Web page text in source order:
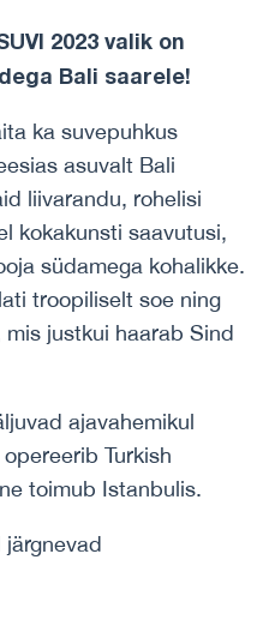
2023 valik on
Bali saarele!
ka suvepuhkus
asuvalt Bali
liivarandu, rohelisi
kokakunsti saavutusi,
südamega kohalikke.
troopiliselt soe ning
justkui haarab Sind
ajavahemikul
Turkish
toimub Istanbulis.